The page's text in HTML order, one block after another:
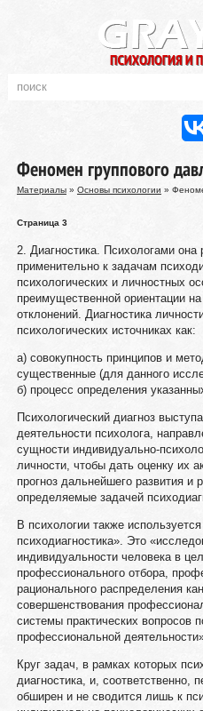
Феномен группового
Материалы» Основы психологии »
Страница 3
2. Диагностика. Психологами она
применительно к задачам
психологических и личностных
преимущественной ориентации
отклонений. Диагностика
психологических источниках как:
а) совокупность принципов и
существенные (для данного
б) процесс определения
Психологический диагноз
деятельности психолога,
сущности индивидуально-
личности, чтобы дать оценку их
прогноз дальнейшего развития и
определяемые задачей
В психологии также
психодиагностика». Это
индивидуальности человека в
профессионального отбора,
рационального распределения
совершенствования
системы практических вопросов
профессиональной
Круг задач, в рамках которых
диагностика, и, соответственно,
обширен и не сводится лишь к